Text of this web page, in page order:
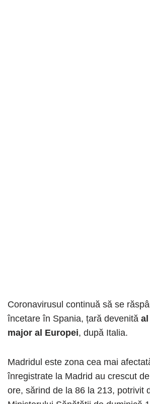
Coronavirusul continuă să se
încetare în Spania, țară devenită
major al Europei, după Italia.
Madridul este zona cea mai
înregistrate la Madrid au crescut
ore, sărind de la 86 la 213, potrivit